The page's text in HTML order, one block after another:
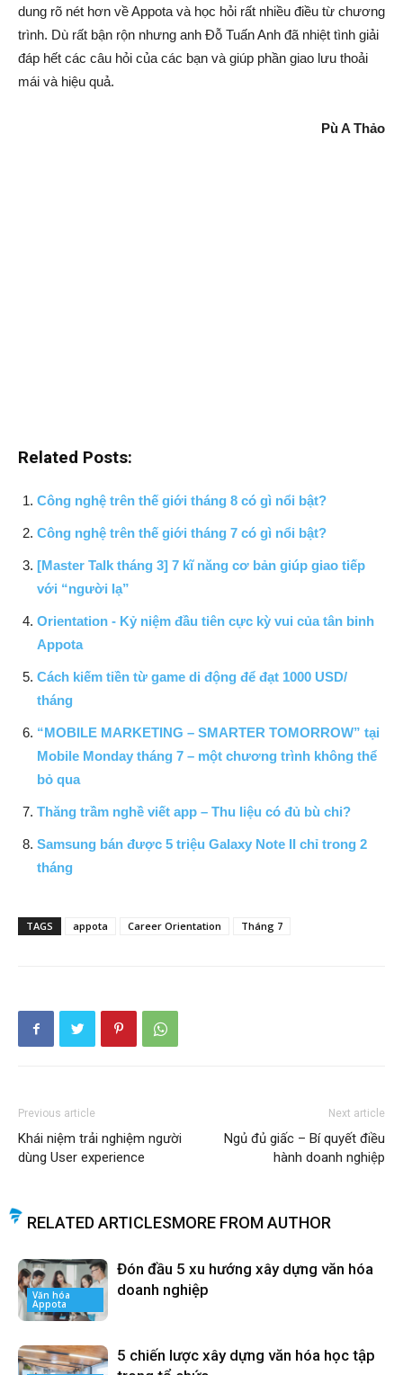
dung rõ nét hơn về Appota và học hỏi rất nhiều điều từ chương
trình. Dù rất bận rộn nhưng anh Đỗ Tuấn Anh đã nhiệt tình giải
đáp hết các câu hỏi của các bạn và giúp phần giao lưu thoải
mái và hiệu quả.
Pù A Thảo
Related Posts:
Công nghệ trên thế giới tháng 8 có gì nổi bật?
Công nghệ trên thế giới tháng 7 có gì nổi bật?
[Master Talk tháng 3] 7 kĩ năng cơ bản giúp giao tiếp
với “người lạ”
Orientation - Kỷ niệm đầu tiên cực kỳ vui của tân binh
Appota
Cách kiếm tiền từ game di động để đạt 1000 USD/
tháng
“MOBILE MARKETING – SMARTER TOMORROW” tại
Mobile Monday tháng 7 – một chương trình không thể
bỏ qua
Thăng trầm nghề viết app – Thu liệu có đủ bù chi?
Samsung bán được 5 triệu Galaxy Note II chỉ trong 2
tháng
TAGS appota Career Orientation Tháng 7
Previous article
Khái niệm trải nghiệm người
dùng User experience
Next article
Ngủ đủ giấc – Bí quyết điều
hành doanh nghiệp
RELATED ARTICLESMORE FROM AUTHOR
Văn hóa
Appota
Đón đầu 5 xu hướng xây dựng văn hóa
doanh nghiệp
5 chiến lược xây dựng văn hóa học tập